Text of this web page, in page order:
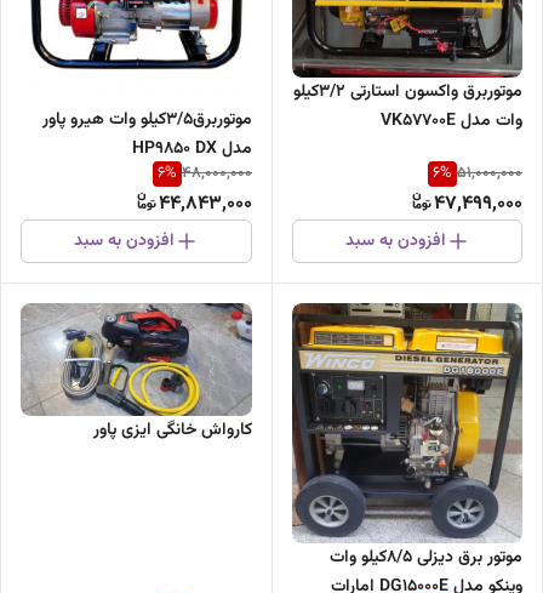
موتوربرق واکسون استارتی ۳/۲کیلو
وات مدل VK57700E
51,000,000
6%
47,499,000
افزودن به سبد
موتوربرق3/5کیلو وات هیرو پاور
مدل HP9850 DX
48,000,000
6%
44,843,000
افزودن به سبد
موتور برق دیزلی 8/5کیلو وات
وینکو مدل DG15000E امارات
کارواش خانگی ایزی پاور